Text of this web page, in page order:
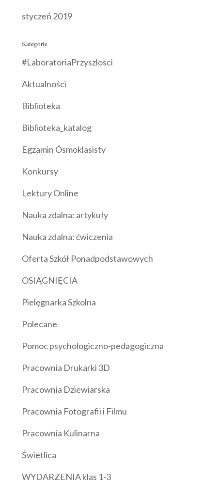
styczeń 2019
Kategorie
#LaboratoriaPrzyszlosci
Aktualności
Biblioteka
Biblioteka_katalog
Egzamin Ósmoklasisty
Konkursy
Lektury Online
Nauka zdalna: artykuły
Nauka zdalna: ćwiczenia
Oferta Szkół Ponadpodstawowych
OSIĄGNIĘCIA
Pielęgnarka Szkolna
Polecane
Pomoc psychologiczno-pedagogiczna
Pracownia Drukarki 3D
Pracownia Dziewiarska
Pracownia Fotografii i Filmu
Pracownia Kulinarna
Świetlica
WYDARZENIA klas 1-3